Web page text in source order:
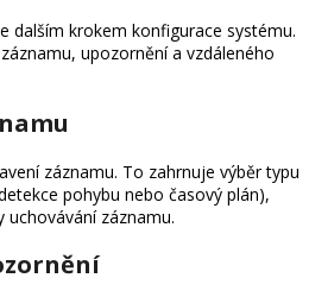
dalším krokem konfigurace systému.
upozornění a vzdáleného
záznamu. To zahrnuje výběr typu
pohybu nebo časový plán),
uchovávání záznamu.